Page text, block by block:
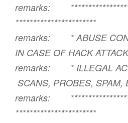
remarks:
***********************
remarks: * ABUSE
IN CASE OF HACK
remarks: * ILLEGAL
SCANS, PROBES,
remarks:
***********************